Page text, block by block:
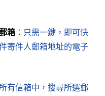
箱 ：只需一鍵，即可快
寄件人郵箱地址的電子
所有信箱中，搜尋所選郵